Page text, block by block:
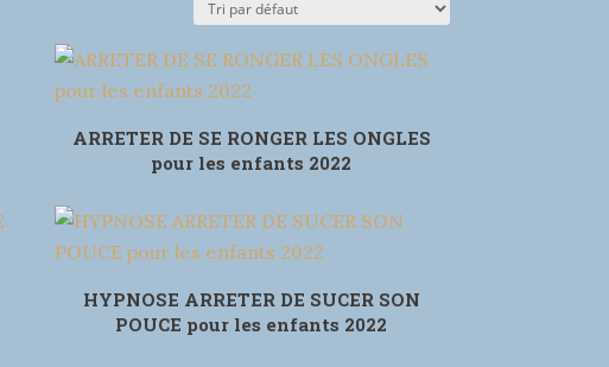
ARRETER DE SE RONGER LES ONGLES
pour les enfants 2022
HYPNOSE ARRETER DE SUCER SON
POUCE pour les enfants 2022